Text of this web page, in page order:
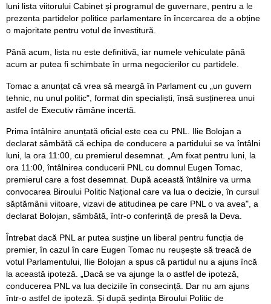
luni lista viitorului Cabinet și programul de guvernare, pentru a le
prezenta partidelor politice parlamentare în încercarea de a obține
o majoritate pentru votul de învestitură.
Până acum, lista nu este definitivă, iar numele vehiculate până
acum ar putea fi schimbate în urma negocierilor cu partidele.
Tomac a anunțat că vrea să meargă în Parlament cu „un guvern
tehnic, nu unul politic", format din specialiști, însă susținerea unui
astfel de Executiv rămâne incertă.
Prima întâlnire anunțată oficial este cea cu PNL. Ilie Bolojan a
declarat sâmbătă că echipa de conducere a partidului se va întâlni
luni, la ora 11:00, cu premierul desemnat. „Am fixat pentru luni, la
ora 11:00, întâlnirea conducerii PNL cu domnul Eugen Tomac,
premierul care a fost desemnat. După această întâlnire va urma
convocarea Biroului Politic Național care va lua o decizie, în cursul
săptămânii viitoare, vizavi de atitudinea pe care PNL o va avea", a
declarat Bolojan, sâmbătă, într-o conferință de presă la Deva.
Întrebat dacă PNL ar putea susține un liberal pentru funcția de
premier, în cazul în care Eugen Tomac nu reușește să treacă de
votul Parlamentului, Ilie Bolojan a spus că partidul nu a ajuns încă
la această ipoteză. „Dacă se va ajunge la o astfel de ipoteză,
conducerea PNL va lua deciziile în consecință. Dar nu am ajuns
într-o astfel de ipoteză. Și după ședința Biroului Politic de